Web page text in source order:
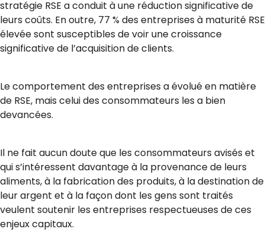
stratégie RSE a conduit à une réduction significative de
leurs coûts. En outre, 77 % des entreprises à maturité RSE
élevée sont susceptibles de voir une croissance
significative de l’acquisition de clients.
Le comportement des entreprises a évolué en matière
de RSE, mais celui des consommateurs les a bien
devancées.
Il ne fait aucun doute que les consommateurs avisés et
qui s’intéressent davantage à la provenance de leurs
aliments, à la fabrication des produits, à la destination de
leur argent et à la façon dont les gens sont traités
veulent soutenir les entreprises respectueuses de ces
enjeux capitaux.